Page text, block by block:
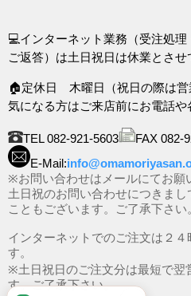
💻インターネット業務（受注処
ご返答）は土日祝日は休業とさせ
🏠定休日 木曜日（祝日の際は営
気になる方はご来店前にお電話や
TEL 082-921-5603
FAX 082-
E-Mail:
※お問い合わせはメールにてお願
土日祝のお問い合わせにつきま
こともございます。ご了承下さ
インターネットでのご注文は２
す。
※土日祝日のご注文分は最短で翌
す。ご了承下さい。